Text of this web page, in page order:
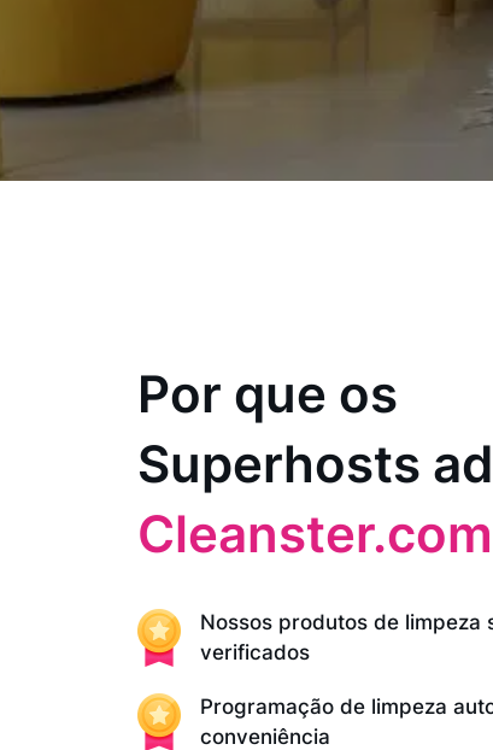
Por que os
Superhosts
Cleanster.com
Nossos produtos de limpeza
verificados
Programação de limpeza
conveniência